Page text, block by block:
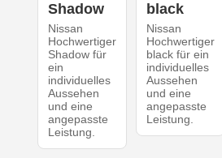
Shadow
Nissan
Hochwertiger
Shadow für
ein
individuelles
Aussehen
und eine
angepasste
Leistung.
black
Nissan
Hochwertiger
black für ein
individuelles
Aussehen
und eine
angepasste
Leistung.